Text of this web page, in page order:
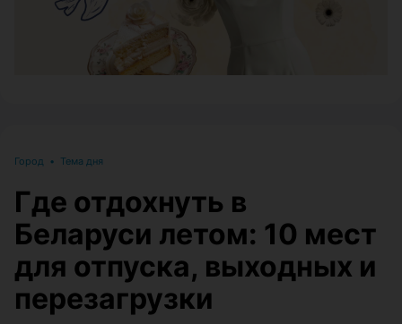
Город • Тема дня
Где отдохнуть в
Беларуси летом: 10 мест
для отпуска, выходных и
перезагрузки